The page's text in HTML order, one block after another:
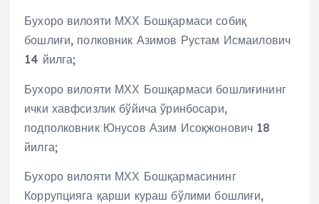
Бухоро вилояти МХХ Бошқармаси собиқ
бошлиғи, полковник Азимов Рустам Исмаилович
14 йилга;
Бухоро вилояти МХХ Бошқармаси бошлиғининг
ички хавфсизлик бўйича ўринбосари,
подполковник Юнусов Азим Исоқжонович 18
йилга;
Бухоро вилояти МХХ Бошқармасининг
Коррупцияга қарши кураш бўлими бошлиғи,